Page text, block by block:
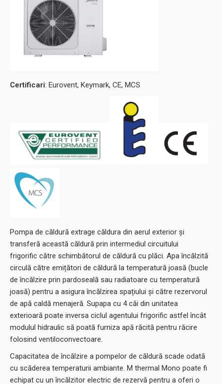
Certificari: Eurovent, Keymark, CE, MCS
Pompa de căldură extrage căldura din aerul exterior și
transferă această căldură prin intermediul circuitului
frigorific către schimbătorul de căldură cu plăci. Apa încălzită
circulă către emițători de căldură la temperatură joasă (bucle
de încălzire prin pardoseală sau radiatoare cu temperatură
joasă) pentru a asigura încălzirea spațiului și către rezervorul
de apă caldă menajeră. Supapa cu 4 căi din unitatea
exterioară poate inversa ciclul agentului frigorific astfel încât
modulul hidraulic să poată furniza apă răcită pentru răcire
folosind ventiloconvectoare.
Capacitatea de încălzire a pompelor de căldură scade odată
cu scăderea temperaturii ambiante. M thermal Mono poate fi
echipat cu un încălzitor electric de rezervă pentru a oferi o